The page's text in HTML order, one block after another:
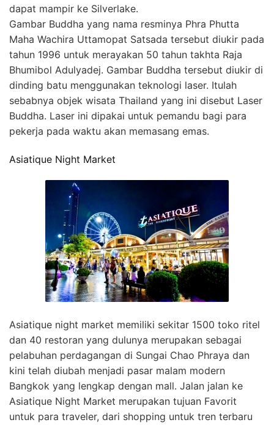
dapat mampir ke Silverlake.
Gambar Buddha yang nama resminya Phra Phutta
Maha Wachira Uttamopat Satsada tersebut diukir pada
tahun 1996 untuk merayakan 50 tahun takhta Raja
Bhumibol Adulyadej. Gambar Buddha tersebut diukir di
dinding batu menggunakan teknologi laser. Itulah
sebabnya objek wisata Thailand yang ini disebut Laser
Buddha. Laser ini dipakai untuk pemandu bagi para
pekerja pada waktu akan memasang emas.
Asiatique Night Market
Asiatique night market memiliki sekitar 1500 toko ritel
dan 40 restoran yang dulunya merupakan sebagai
pelabuhan perdagangan di Sungai Chao Phraya dan
kini telah diubah menjadi pasar malam modern
Bangkok yang lengkap dengan mall. Jalan jalan ke
Asiatique Night Market merupakan tujuan Favorit
untuk para traveler, dari shopping untuk tren terbaru